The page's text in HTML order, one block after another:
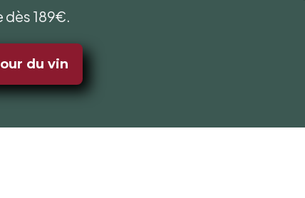
189€.
du vin